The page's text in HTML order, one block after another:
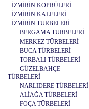
İZMİRİN KÖPRÜLERİ
İZMİRİN KALELERİ
İZMİRİN TÜRBELERİ
BERGAMA TÜRBELERİ
MERKEZ TÜRBELERİ
BUCA TÜRBELERİ
TORBALI TÜRBELERİ
GÜZELBAHÇE
TÜRBELERİ
NARLIDERE TÜRBELERİ
ALİAĞA TÜRBELERİ
FOÇA TÜRBELERİ